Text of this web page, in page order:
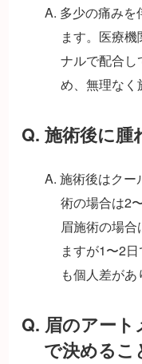
A. 多少の痛みを
ます。医療
ナルで配合し
め、無理なく
Q. 施術後に腫
A. 施術後はクー
術の場合は2
眉施術の場
ますが1〜2
も個人差があ
Q. 眉のアー
で決めるこ